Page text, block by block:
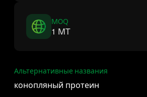
MOQ
1 MT
Альтернативные названия
конопляный протеин